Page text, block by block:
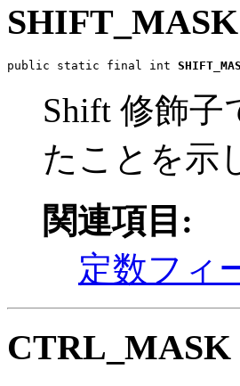
SHIFT_MASK
public static final int
Shift 修飾子
たことを示
関連項目:
定数フィ
CTRL_MASK